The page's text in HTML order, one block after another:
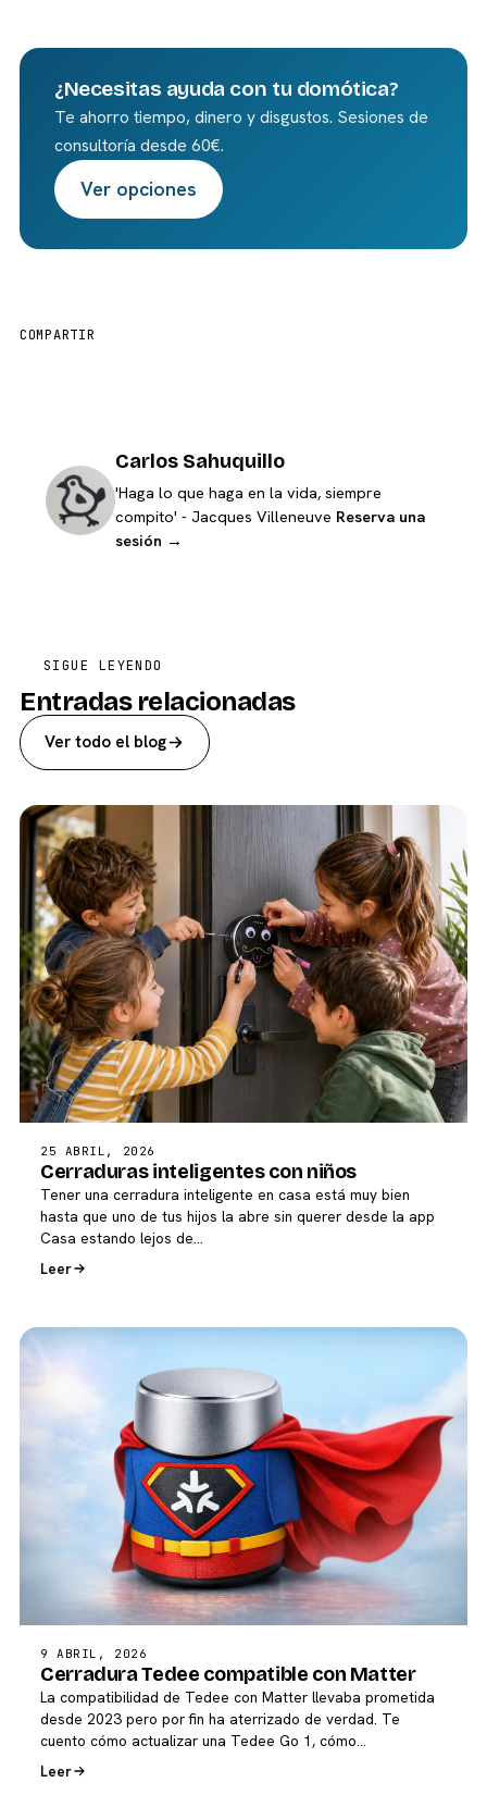
¿Necesitas ayuda con tu domótica?
Te ahorro tiempo, dinero y disgustos. Sesiones de
consultoría desde 60€.
Ver opciones
COMPARTIR
Carlos Sahuquillo
'Haga lo que haga en la vida, siempre
compito' - Jacques Villeneuve Reserva una
sesión →
SIGUE LEYENDO
Entradas relacionadas
Ver todo el blog
25 ABRIL, 2026
Cerraduras inteligentes con niños
Tener una cerradura inteligente en casa está muy bien
hasta que uno de tus hijos la abre sin querer desde la app
Casa estando lejos de…
Leer
9 ABRIL, 2026
Cerradura Tedee compatible con Matter
La compatibilidad de Tedee con Matter llevaba prometida
desde 2023 pero por fin ha aterrizado de verdad. Te
cuento cómo actualizar una Tedee Go 1, cómo…
Leer